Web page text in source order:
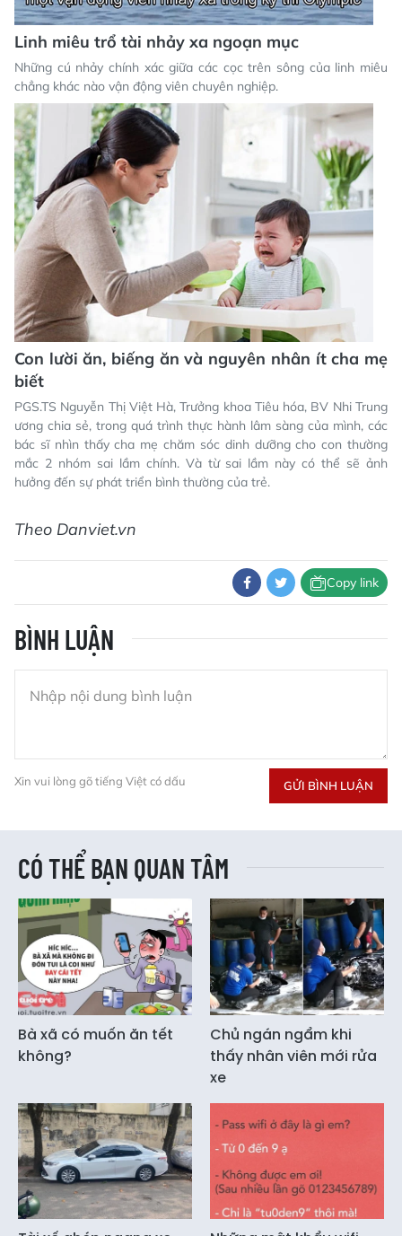
Linh miêu trổ tài nhảy xa ngoạn mục
Những cú nhảy chính xác giữa các cọc trên sông của linh miêu
chẳng khác nào vận động viên chuyên nghiệp.
Con lười ăn, biếng ăn và nguyên nhân ít cha mẹ
biết
PGS.TS Nguyễn Thị Việt Hà, Trưởng khoa Tiêu hóa, BV Nhi Trung
ương chia sẻ, trong quá trình thực hành lâm sàng của mình, các
bác sĩ nhìn thấy cha mẹ chăm sóc dinh dưỡng cho con thường
mắc 2 nhóm sai lầm chính. Và từ sai lầm này có thể sẽ ảnh
hưởng đến sự phát triển bình thường của trẻ.
Theo Danviet.vn
Copy link
BÌNH LUẬN
Xin vui lòng gõ tiếng Việt có dấu GỬI BÌNH LUẬN
CÓ THỂ BẠN QUAN TÂM
Bà xã có muốn ăn tết
không?
Chủ ngán ngẩm khi
thấy nhân viên mới rửa
xe